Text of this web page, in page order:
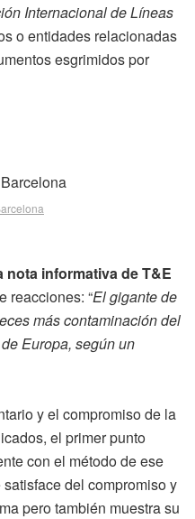
Internacional de Líneas
o entidades relacionadas
esgrimidos por
nota informativa de T&E
reacciones: “El gigante de
más contaminación del
Europa, según un
y el compromiso de la
el primer punto
con el método de ese
del compromiso y
pero también muestra su